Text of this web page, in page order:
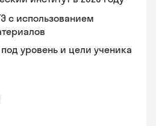
с использованием
уровень и цели ученика